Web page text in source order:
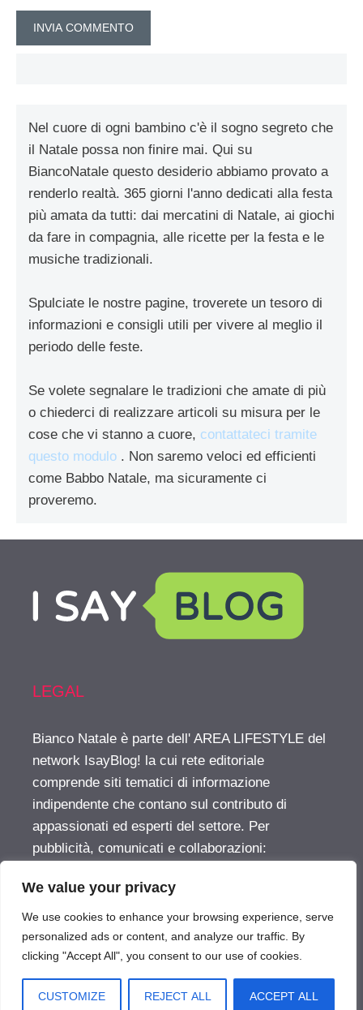
We value your privacy
We use cookies to enhance your browsing experience, serve
personalized ads or content, and analyze our traffic. By
clicking "Accept All", you consent to our use of cookies.
CUSTOMIZE REJECT ALL ACCEPT ALL
Nel cuore di ogni bambino c'è il sogno segreto che
il Natale possa non finire mai. Qui su
BiancoNatale questo desiderio abbiamo provato a
renderlo realtà. 365 giorni l'anno dedicati alla festa
più amata da tutti: dai mercatini di Natale, ai giochi
da fare in compagnia, alle ricette per la festa e le
musiche tradizionali.
Spulciate le nostre pagine, troverete un tesoro di
informazioni e consigli utili per vivere al meglio il
periodo delle feste.
Se volete segnalare le tradizioni che amate di più
o chiederci di realizzare articoli su misura per le
cose che vi stanno a cuore, contattateci tramite
questo modulo . Non saremo veloci ed efficienti
come Babbo Natale, ma sicuramente ci
proveremo.
LEGAL
Bianco Natale è parte dell' AREA LIFESTYLE del
network IsayBlog! la cui rete editoriale
comprende siti tematici di informazione
indipendente che contano sul contributo di
appassionati ed esperti del settore. Per
pubblicità, comunicati e collaborazioni:
LIFESTYLE AREA inside the IsayBlog! network
For advertising, press releases and other
opportunities:info@isayblog.com
BiancoNatale.com © 2026. All right reserverd.
Vuoi pubblicare sul nostro network?